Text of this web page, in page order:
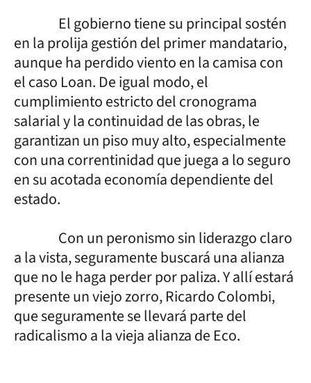
El gobierno tiene su principal sostén
en la prolija gestión del primer mandatario,
aunque ha perdido viento en la camisa con
el caso Loan. De igual modo, el
cumplimiento estricto del cronograma
salarial y la continuidad de las obras, le
garantizan un piso muy alto, especialmente
con una correntinidad que juega a lo seguro
en su acotada economía dependiente del
estado.
Con un peronismo sin liderazgo claro
a la vista, seguramente buscará una alianza
que no le haga perder por paliza. Y allí estará
presente un viejo zorro, Ricardo Colombi,
que seguramente se llevará parte del
radicalismo a la vieja alianza de Eco.